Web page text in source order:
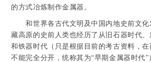
的方式冶炼制作金属器。
和世界各古代文明及中国内地史前文化
藏高原的史前人类也经历了从旧石器时代
和铁器时代（只是根据目前的考古资料，
不能完全分开，统称其为“早期金属器时代”